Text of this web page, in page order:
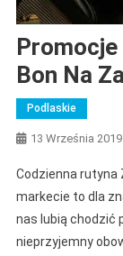
Bon Na
Podlaskie
13 Września 2019
Codzienna rutyna
markecie to dla
nas lubią chodzić
nieprzyjemny